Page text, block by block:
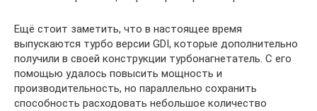
Ещё стоит заметить, что в настоящее время
выпускаются турбо версии GDI, которые дополнительно
получили в своей конструкции турбонагнетатель. С его
помощью удалось повысить мощность и
производительность, но параллельно сохранить
способность расходовать небольшое количество